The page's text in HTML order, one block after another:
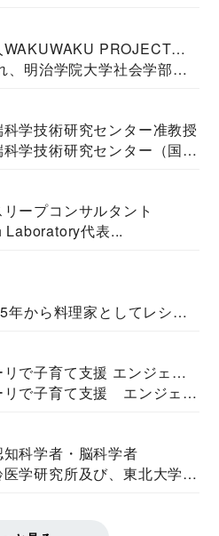
WAKUWAKU PROJECT
言語聴覚士・社会福祉士
、明治学院大学社会学部福
学技術研究センター准教授
学技術研究センター（国際
ープコンサルタント
代表...
から料理家としてレシピ
で子育て支援 エンジェル
所長
リで子育て支援 エンジェル
科学者・脳科学者
学研究所及び、東北大学大